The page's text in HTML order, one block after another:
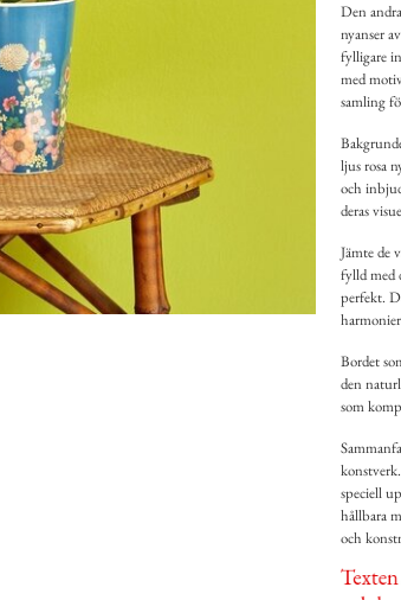
Den
nyanser
fylligare
med
samling
ljus rosa
och
deras
Jämte de
fylld med
perfekt.
Bordet
den
som
speciell
hållbara
och